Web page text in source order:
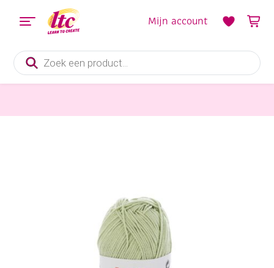
Producten
zoeken
Mijn account